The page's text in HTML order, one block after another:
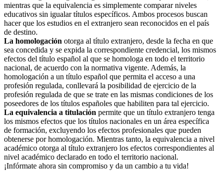
mientras que la equivalencia es simplemente comparar niveles
educativos sin igualar títulos específicos. Ambos procesos buscan
hacer que los estudios en el extranjero sean reconocidos en el país
de destino.
La homologación otorga al título extranjero, desde la fecha en que
sea concedida y se expida la correspondiente credencial, los mismos
efectos del título español al que se homologa en todo el territorio
nacional, de acuerdo con la normativa vigente. Además, la
homologación a un título español que permita el acceso a una
profesión regulada, conllevará la posibilidad de ejercicio de la
profesión regulada de que se trate en las mismas condiciones de los
poseedores de los títulos españoles que habiliten para tal ejercicio.
La equivalencia a titulación permite que un título extranjero tenga
los mismos efectos que los títulos nacionales en un área específica
de formación, excluyendo los efectos profesionales que pueden
obtenerse por homologación. Mientras tanto, la equivalencia a nivel
académico otorga al título extranjero los efectos correspondientes al
nivel académico declarado en todo el territorio nacional.
¡Infórmate ahora sin compromiso y da un cambio a tu vida!